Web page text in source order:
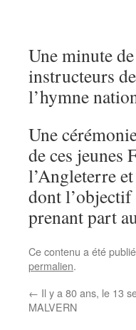
Une minute
instructeurs
l’hymne
Une
de ces
l’Angleterre
dont l’objectif
prenant part
Ce contenu a été
permalien.
← Il y a 80 ans, le 13
MALVERN